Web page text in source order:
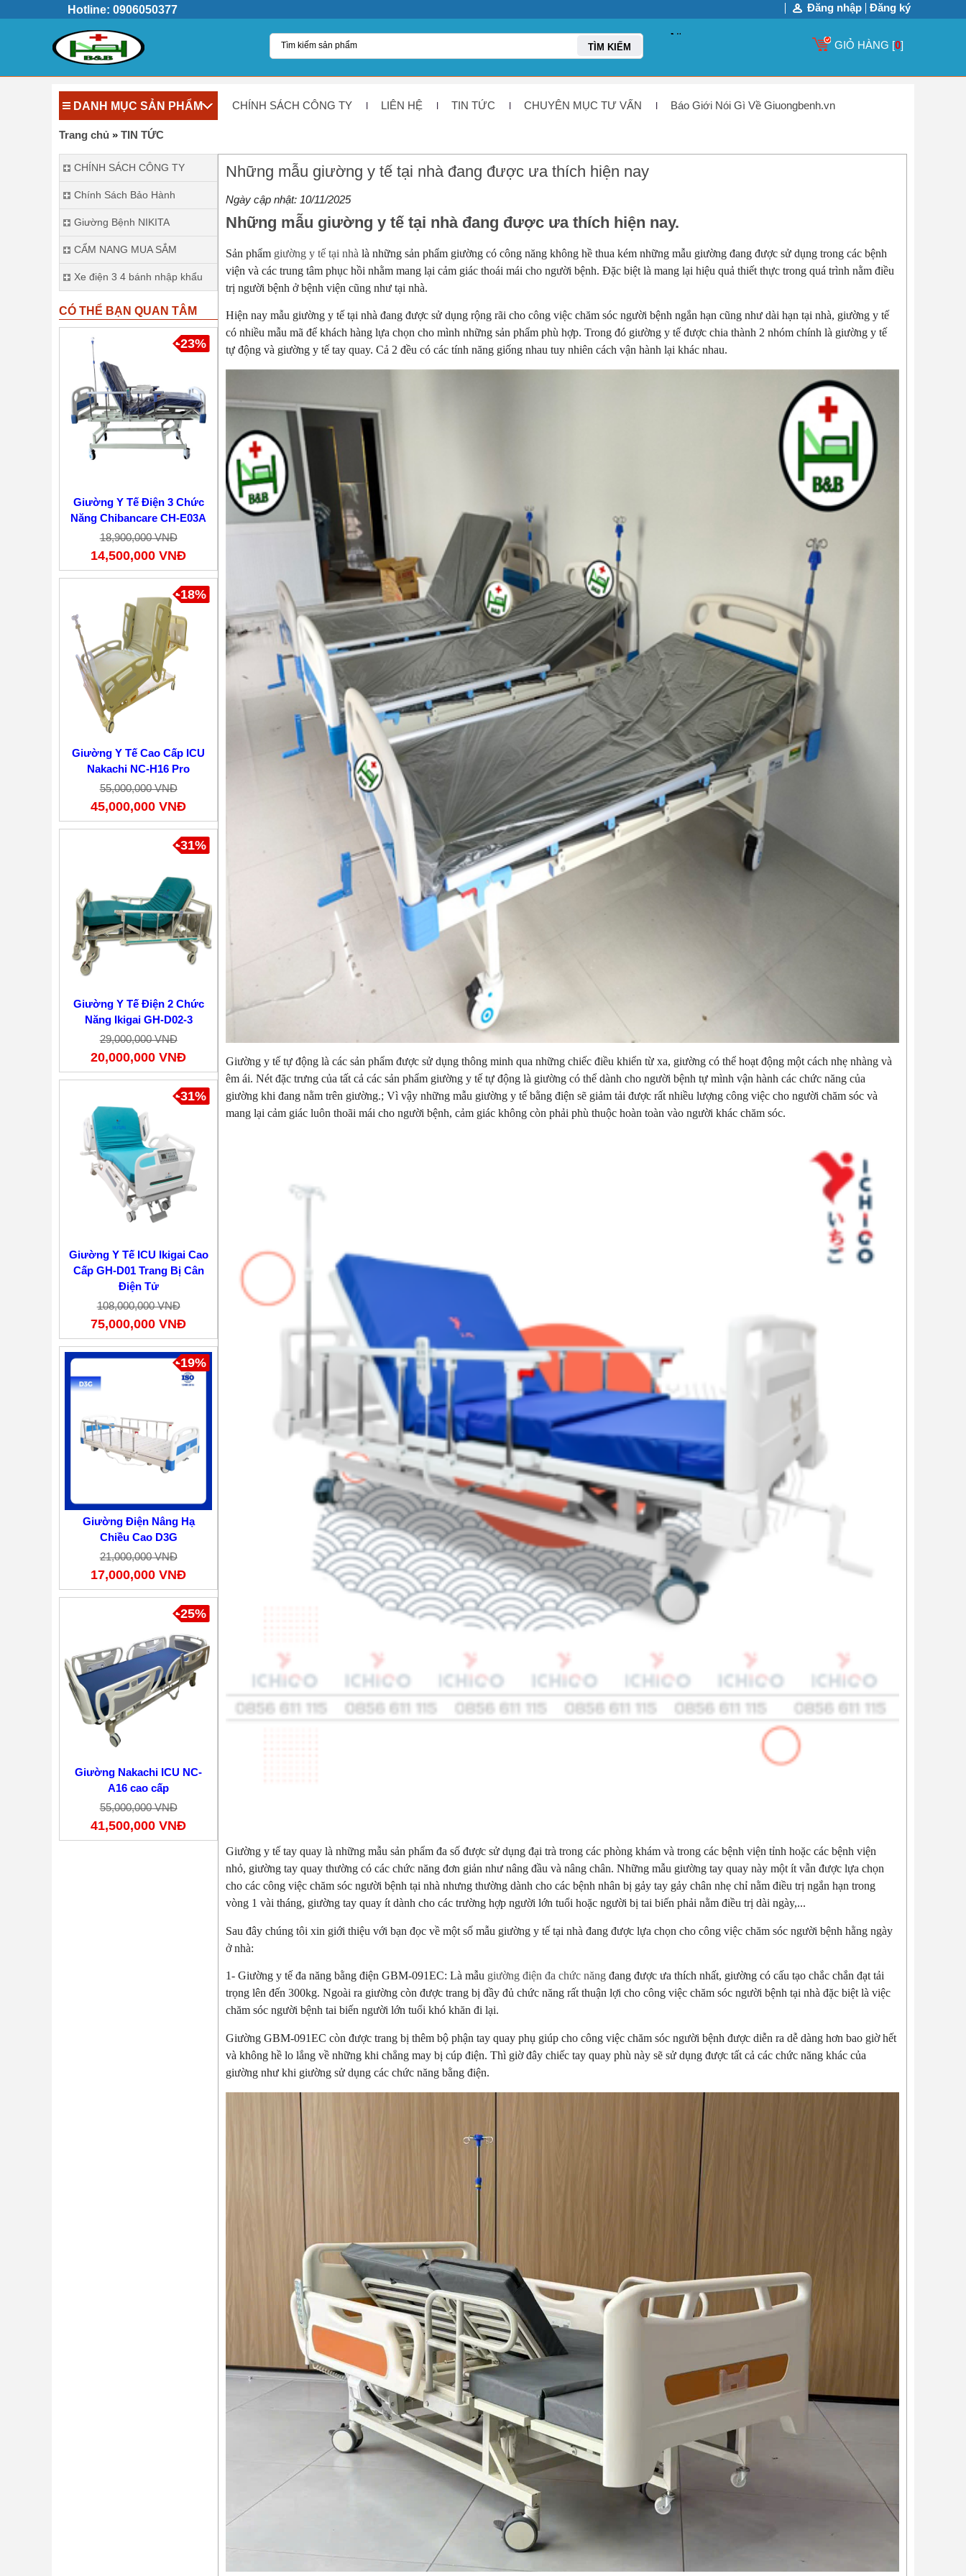
Hotline: 0906050377 Đăng nhập Đăng ký
GIỎ HÀNG [0]
TÌM KIẾM
DANH MỤC SẢN PHẨM CHÍNH SÁCH CÔNG TY LIÊN HỆ TIN TỨC CHUYÊN MỤC TƯ VẤN Báo Giới Nói Gì Về Giuongbenh.vn
Trang chủ » TIN TỨC
CHÍNH SÁCH CÔNG TY
Chính Sách Bảo Hành
Giường Bệnh NIKITA
CẨM NANG MUA SẮM
Xe điện 3 4 bánh nhập khẩu
CÓ THỂ BẠN QUAN TÂM
Giường Y Tế Điện 3 Chức
Năng Chibancare CH-E03A
18,900,000 VNĐ
14,500,000 VNĐ
-23%
Giường Y Tế Cao Cấp ICU
Nakachi NC-H16 Pro
55,000,000 VNĐ
45,000,000 VNĐ
-18%
Giường Y Tế Điện 2 Chức
Năng Ikigai GH-D02-3
29,000,000 VNĐ
20,000,000 VNĐ
-31%
Giường Y Tế ICU Ikigai Cao
Cấp GH-D01 Trang Bị Cân
Điện Tử
108,000,000 VNĐ
75,000,000 VNĐ
-31%
Giường Điện Nâng Hạ
Chiều Cao D3G
21,000,000 VNĐ
17,000,000 VNĐ
-19%
Giường Nakachi ICU NC-
A16 cao cấp
55,000,000 VNĐ
41,500,000 VNĐ
-25%
Những mẫu giường y tế tại nhà đang được ưa thích hiện nay
Ngày cập nhật: 10/11/2025
Những mẫu giường y tế tại nhà đang được ưa thích hiện nay.
Sản phẩm giường y tế tại nhà là những sản phẩm giường có công năng không hề thua kém những mẫu giường đang được sử dụng trong các bệnh
viện và các trung tâm phục hồi nhằm mang lại cảm giác thoái mái cho người bệnh. Đặc biệt là mang lại hiệu quả thiết thực trong quá trình nằm điều
trị người bệnh ở bệnh viện cũng như tại nhà.
Hiện nay mẫu giường y tế tại nhà đang được sử dụng rộng rãi cho công việc chăm sóc người bệnh ngắn hạn cũng như dài hạn tại nhà, giường y tế
có nhiều mẫu mã để khách hàng lựa chọn cho mình những sản phẩm phù hợp. Trong đó giường y tế được chia thành 2 nhóm chính là giường y tế
tự động và giường y tế tay quay. Cả 2 đều có các tính năng giống nhau tuy nhiên cách vận hành lại khác nhau.
Giường y tế tự động là các sản phẩm được sử dụng thông minh qua những chiếc điều khiển từ xa, giường có thể hoạt động một cách nhẹ nhàng và
êm ái. Nét đặc trưng của tất cả các sản phẩm giường y tế tự động là giường có thể dành cho người bệnh tự mình vận hành các chức năng của
giường khi đang nằm trên giường.; Vì vậy những mẫu giường y tế bằng điện sẽ giảm tải được rất nhiều lượng công việc cho người chăm sóc và
mang lại cảm giác luôn thoãi mái cho người bệnh, cảm giác không còn phải phù thuộc hoàn toàn vào người khác chăm sóc.
Giường y tế tay quay là những mẫu sản phẩm đa số được sử dụng đại trà trong các phòng khám và trong các bệnh viện tỉnh hoặc các bệnh viện
nhỏ, giường tay quay thường có các chức năng đơn giản như nâng đầu và nâng chân. Những mẫu giường tay quay này một ít vẫn được lựa chọn
cho các công việc chăm sóc người bệnh tại nhà nhưng thường dành cho các bệnh nhân bị gảy tay gảy chân nhẹ chỉ nằm điều trị ngắn hạn trong
vòng 1 vài tháng, giường tay quay ít dành cho các trường hợp người lớn tuổi hoặc người bị tai biến phải nằm điều trị dài ngày,...
Sau đây chúng tôi xin giới thiệu với bạn đọc về một số mẫu giường y tế tại nhà đang được lựa chọn cho công việc chăm sóc người bệnh hằng ngày
ở nhà:
1- Giường y tế đa năng bằng điện GBM-091EC: Là mẫu giường điện đa chức năng đang được ưa thích nhất, giường có cấu tạo chắc chắn đạt tải
trọng lên đến 300kg. Ngoài ra giường còn được trang bị đầy đủ chức năng rất thuận lợi cho công việc chăm sóc người bệnh tại nhà đặc biệt là việc
chăm sóc người bệnh tai biến người lớn tuổi khó khăn đi lại.
Giường GBM-091EC còn được trang bị thêm bộ phận tay quay phụ giúp cho công việc chăm sóc người bệnh được diễn ra dễ dàng hơn bao giờ hết
và không hề lo lắng về những khi chẳng may bị cúp điện. Thì giờ đây chiếc tay quay phù này sẽ sử dụng được tất cả các chức năng khác của
giường như khi giường sử dụng các chức năng bằng điện.